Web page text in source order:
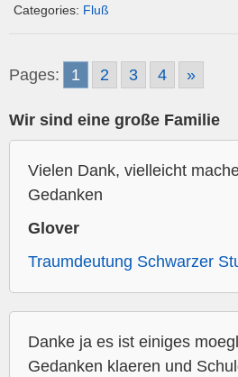
Categories: Fluß
Pages: 1 2 3 4 »
Wir sind eine große Familie
Vielen Dank, vielleicht
Gedanken
Glover
Traumdeutung Schwarzer
Danke ja es ist einiges
Gedanken klaeren und